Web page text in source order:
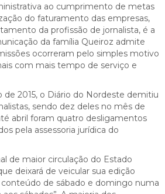
ao cumprimento de metas
do faturamento das empresas,
da profissão de jornalista, é a
da família Queiroz admite
ocorreram pelo simples motivo
com mais tempo de serviço e
de 2015, o Diário do Nordeste demitiu
sendo dez deles no mês de
abril foram quatro desligamentos
pela assessoria jurídica do
de maior circulação do Estado
deixará de veicular sua edição
conteúdo de sábado e domingo numa